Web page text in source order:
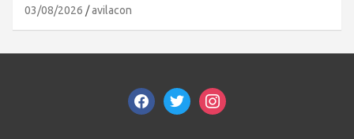
03/08/2026 avilacon
facebooktwitterinstagram